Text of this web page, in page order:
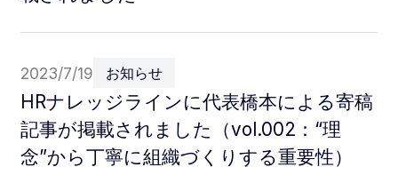
2023/7/19 お知らせ
HRナレッジラインに代表橋本による寄稿
記事が掲載されました（vol.002：“理
念”から丁寧に組織づくりする重要性）